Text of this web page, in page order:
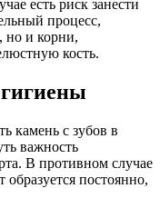
есть риск занести
процесс,
но и корни,
кость.
камень с зубов в
важность
В противном случае
образуется постоянно,